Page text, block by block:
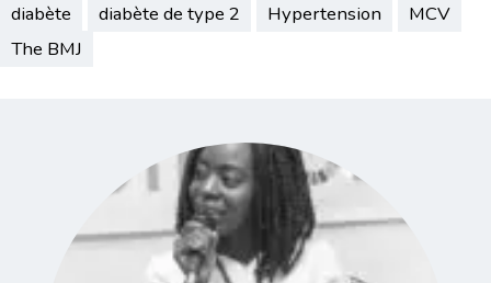
diabète
diabète de type 2 Hypertension
MCV
The BMJ